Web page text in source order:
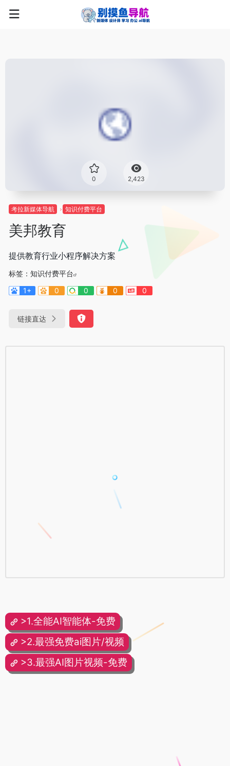
0 2,423
考拉新媒体导航 知识付费平台
美邦教育
提供教育行业小程序解决方案
标签： 知识付费平台
1+
0 0 0 0
链接直达
>1.全能AI智能体-免费
>2.最强免费ai图片/视频
>3.最强AI图片视频-免费